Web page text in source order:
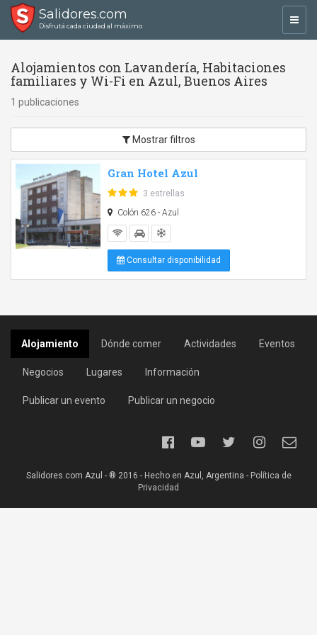
Salidores.com
Disfrutá cada ciudad al máximo
Alojamientos con Lavandería, Habitaciones
familiares y Wi-Fi en Azul, Buenos Aires
1 publicaciones
Mostrar filtros
Gran Hotel Azul
3 estrellas
Colón 626 - Azul
Consultar disponibilidad
Alojamiento Dónde comer Actividades Eventos
Negocios Lugares Información
Publicar un evento Publicar un negocio
Salidores.com Azul - ® 2016 - Hecho en Azul, Argentina - Política de
Privacidad